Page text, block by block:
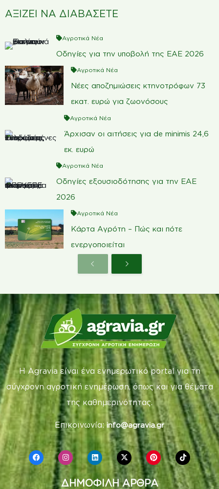
ΑΞΙΖΕΙ ΝΑ ΔΙΑΒΑΣΕΤΕ
Αγροτικά Νέα
Οδηγίες για την υποβολή της ΕΑΕ 2026
Αγροτικά Νέα
Νέες αποζημιώσεις κτηνοτρόφων 73
εκατ. ευρώ για ζωονόσους
Αγροτικά Νέα
Άρχισαν οι αιτήσεις για de minimis 24,6
εκ. ευρώ
Αγροτικά Νέα
Οδηγίες εξουσιοδότησης για την ΕΑΕ
2026
Αγροτικά Νέα
Κάρτα Αγρότη – Πώς και πότε
ενεργοποιείται
Η Agravia είναι ένα ενημερωτικό portal για τη
σύγχρονη αγροτική ενημέρωση, όπως και για θέματα
της καθημερινότητας.
Επικοινωνία: info@agravia.gr
ΔΗΜΟΦΙΛΗ ΑΡΘΡΑ